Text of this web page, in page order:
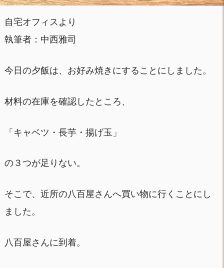
自宅オフィスより
執筆者：中西雅司
今日の夕飯は、お好み焼きにすることにしました。
材料の在庫を確認したところ、
「キャベツ・長芋・揚げ玉」
の３つが足りない。
そこで、近所の八百屋さんへ買い物に行くことにし
ました。
八百屋さんに到着。